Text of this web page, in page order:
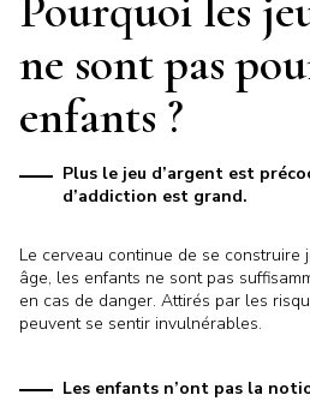
ne sont pas
enfants ?
Plus le jeu d’argent est
d’addiction est grand.
Le cerveau continue de se construire
âge, les enfants ne sont pas
en cas de danger. Attirés par les
peuvent se sentir invulnérables.
Les enfants n’ont pas la